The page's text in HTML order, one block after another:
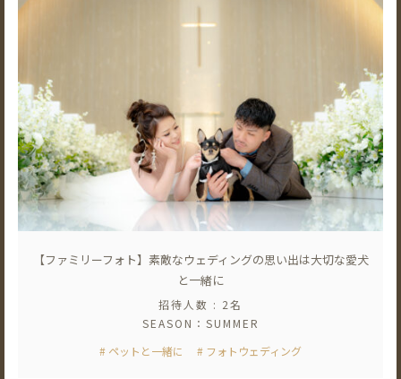
【ファミリーフォト】素敵なウェディングの思い出は大切な愛犬
と一緒に
招待人数 : 2名
SEASON：SUMMER
# ペットと一緒に
# フォトウェディング